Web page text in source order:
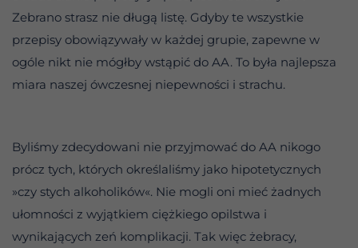
Zebrano strasz nie długą listę. Gdyby te wszystkie
przepisy obowiązywały w każdej grupie, zapewne w
ogóle nikt nie mógłby wstąpić do AA. To była najlepsza
miara naszej ówczesnej niepewności i strachu.
Byliśmy zdecydowani nie przyjmować do AA nikogo
prócz tych, których określaliśmy jako hipotetycznych
»czy stych alkoholików«. Nie mogli oni mieć żadnych
ułomności z wyjątkiem ciężkiego opilstwa i
wynikających zeń komplikacji. Tak więc żebracy,